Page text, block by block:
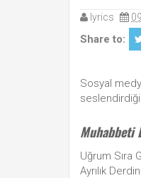
lyrics
Share to:
Sosyal
seslendirdiği
Muhabbeti
Uğrum Sıra
Ayrılık